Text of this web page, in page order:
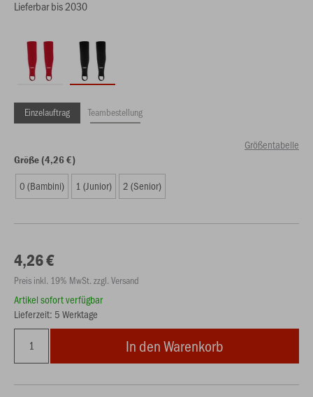
Lieferbar bis 2030
Einzelauftrag Teambestellung
Größentabelle
Größe (4,26 €)
0 (Bambini) 1 (Junior) 2 (Senior)
4,26 €
Preis inkl. 19% MwSt. zzgl. Versand
Artikel sofort verfügbar
Lieferzeit: 5 Werktage
In den Warenkorb